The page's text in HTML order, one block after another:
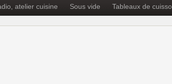
atelier cuisine Sous vide Tableaux de